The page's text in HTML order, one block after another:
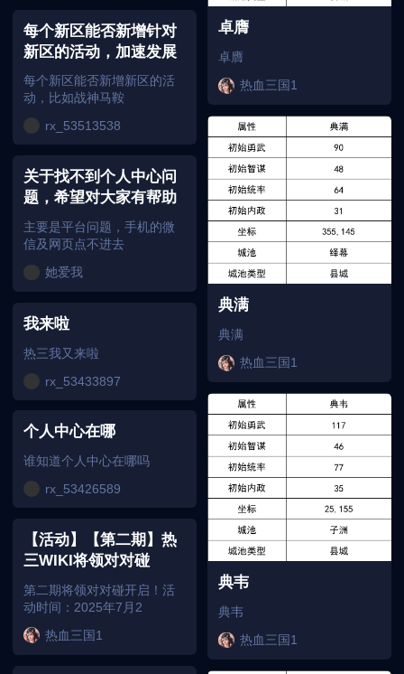
每个新区能否新增针对
新区的活动，加速发展
每个新区能否新增新区的活
动，比如战神马鞍
rx_53513538
关于找不到个人中心问
题，希望对大家有帮助
主要是平台问题，手机的微
信及网页点不进去
她爱我
我来啦
热三我又来啦
rx_53433897
个人中心在哪
谁知道个人中心在哪吗
rx_53426589
【活动】【第二期】热
三WIKI将领对对碰
第二期将领对对碰开启！活
动时间：2025年7月2
热血三国1
卓膺
卓膺
热血三国1
典满
典满
热血三国1
典韦
典韦
热血三国1